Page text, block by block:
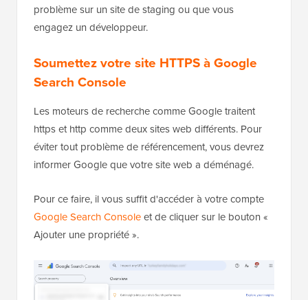
problème sur un site de staging ou que vous
engagez un développeur.
Soumettez votre site HTTPS à Google
Search Console
Les moteurs de recherche comme Google traitent
https et http comme deux sites web différents. Pour
éviter tout problème de référencement, vous devrez
informer Google que votre site web a déménagé.
Pour ce faire, il vous suffit d'accéder à votre compte
Google Search Consoleet de cliquer sur le bouton «
Ajouter une propriété ».